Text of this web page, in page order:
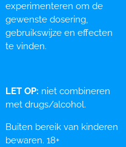
experimenteren om de
gewenste dosering,
gebruikswijze en effecten
te vinden.
LET OP: niet combineren
met drugs/alcohol.
Buiten bereik van kinderen
bewaren. 18+